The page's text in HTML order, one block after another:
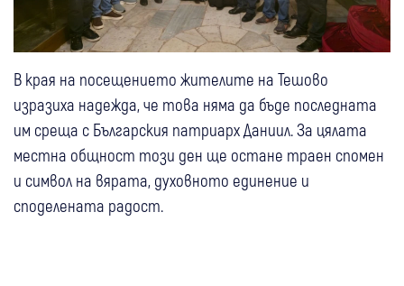
В края на посещението жителите на Тешово
изразиха надежда, че това няма да бъде последната
им среща с Българския патриарх Даниил. За цялата
местна общност този ден ще остане траен спомен
и символ на вярата, духовното единение и
споделената радост.